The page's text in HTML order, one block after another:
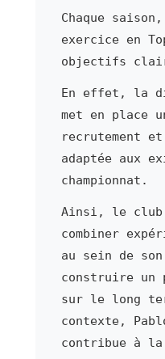
Chaque saison,
exercice en
objectifs
En effet, la
met en place
recrutement
adaptée aux
championnat.
Ainsi, le club
combiner
au sein de
construire un
sur le long
contexte,
contribue à la